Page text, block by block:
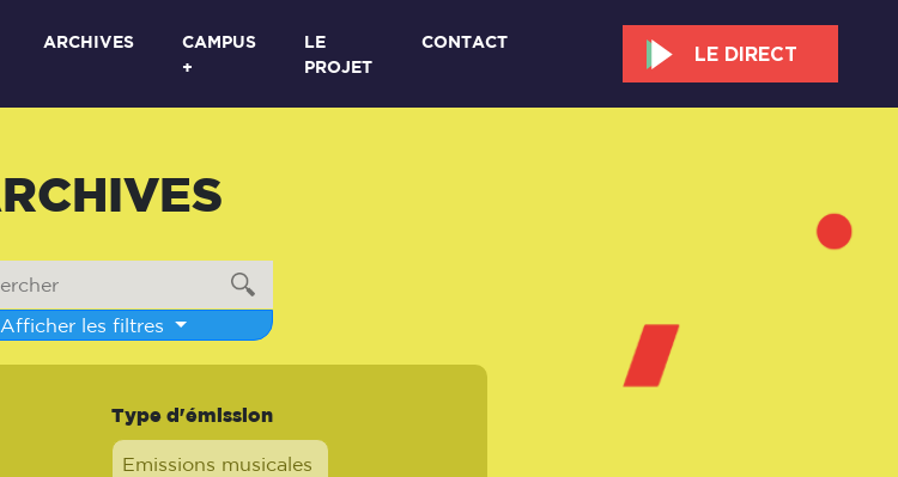
ARCHIVES
CAMPUS
+
LE
PROJET
CONTACT
LE DIRECT
Afficher les filtres
Type d'émission
Emissions musicales